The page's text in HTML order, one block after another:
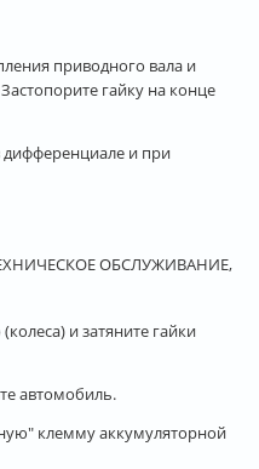
приводного вала и
гайку на конце
дифференциале и при
ОБСЛУЖИВАНИЕ,
и затяните гайки
автомобиль.
клемму аккумуляторной